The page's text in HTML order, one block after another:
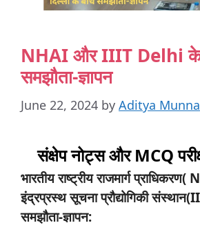
NHAI और IIIT Delhi के
समझौता-ज्ञापन
June 22, 2024 by Aditya Munna
संक्षेप नोट्स और MCQ
भारतीय राष्ट्रीय राजमार्ग
इंद्रप्रस्थ सूचना प्रौद्योगिकी
समझौता-ज्ञापन: